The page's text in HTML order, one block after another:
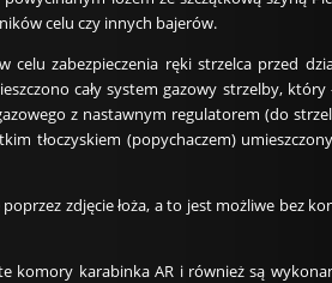
celu czy innych bajerów.
zabezpieczenia ręki strzelca przed
cały system gazowy strzelby,
z nastawnym regulatorem (do
tłoczyskiem (popychaczem)
zdjęcie łoża, a to jest możliwe bez
komory karabinka AR i również są